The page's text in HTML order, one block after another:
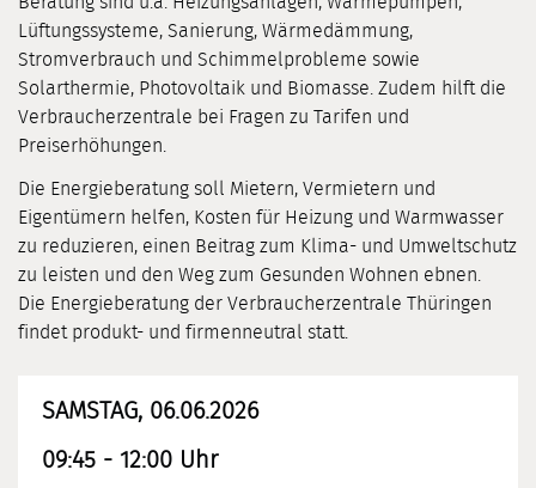
Lüftungssysteme, Sanierung, Wärmedämmung,
Stromverbrauch und Schimmelprobleme sowie
Solarthermie, Photovoltaik und Biomasse. Zudem hilft die
Verbraucherzentrale bei Fragen zu Tarifen und
Preiserhöhungen.
Die Energieberatung soll Mietern, Vermietern und
Eigentümern helfen, Kosten für Heizung und Warmwasser
zu reduzieren, einen Beitrag zum Klima- und Umweltschutz
zu leisten und den Weg zum Gesunden Wohnen ebnen.
Die Energieberatung der Verbraucherzentrale Thüringen
findet produkt- und firmenneutral statt.
SAMSTAG, 06.06.2026
09:45 - 12:00 Uhr